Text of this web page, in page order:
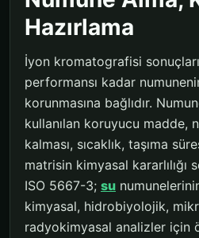
Hazırlama
İyon kromatografisi
performansı kadar
korunmasına bağlıdır.
kullanılan koruyucu madde,
kalması, sıcaklık, taşıma
matrisin kimyasal kararlılığı
ISO 5667-3; su
kimyasal, hidrobiyolojik,
radyokimyasal analizler için